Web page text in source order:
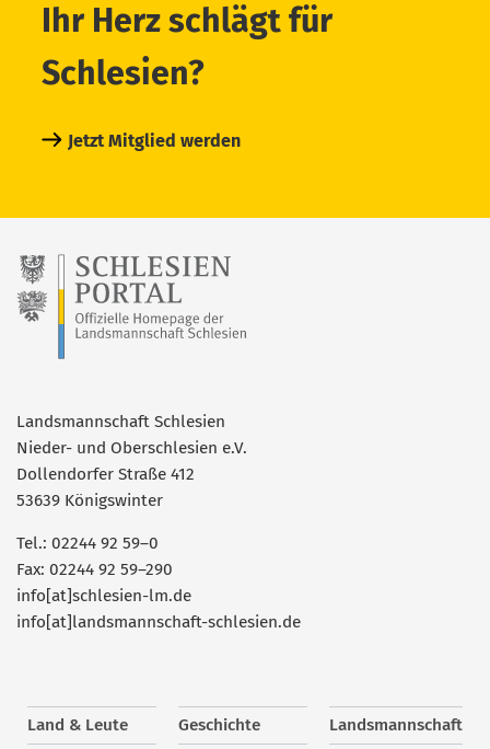
Ihr Herz schlägt für
Schlesien?
Jetzt Mitglied werden
Landsmannschaft Schlesien
Nieder- und Oberschlesien e.V.
Dollendorfer Straße 412
53639 Königswinter
Tel.: 02244 92 59–0
Fax: 02244 92 59–290
info[at]schlesien-lm.de
info[at]landsmannschaft-schlesien.de
Land & Leute Geschichte Landsmannschaft